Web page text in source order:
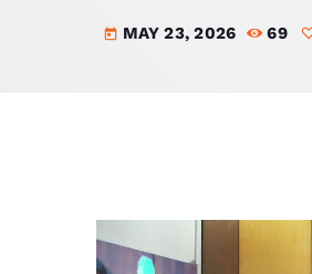
today MAY 23, 2026 69